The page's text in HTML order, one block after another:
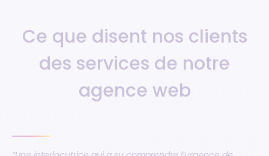
Ce que disent nos clients
des services de notre
agence web